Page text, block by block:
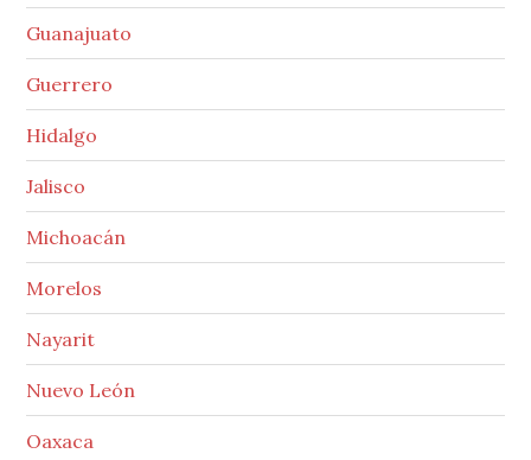
Guanajuato
Guerrero
Hidalgo
Jalisco
Michoacán
Morelos
Nayarit
Nuevo León
Oaxaca